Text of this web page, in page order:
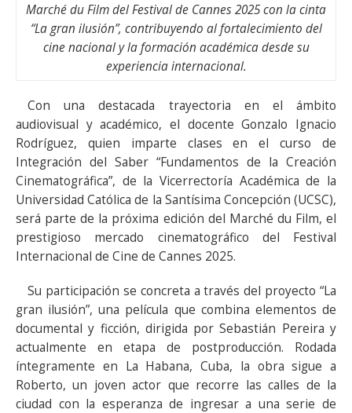
Marché du Film del Festival de Cannes 2025 con la cinta
“La gran ilusión”, contribuyendo al fortalecimiento del
cine nacional y la formación académica desde su
experiencia internacional.
Con una destacada trayectoria en el ámbito
audiovisual y académico, el docente Gonzalo Ignacio
Rodríguez, quien imparte clases en el curso de
Integración del Saber “Fundamentos de la Creación
Cinematográfica”, de la Vicerrectoría Académica de la
Universidad Católica de la Santísima Concepción (UCSC),
será parte de la próxima edición del Marché du Film, el
prestigioso mercado cinematográfico del Festival
Internacional de Cine de Cannes 2025.
Su participación se concreta a través del proyecto “La
gran ilusión”, una película que combina elementos de
documental y ficción, dirigida por Sebastián Pereira y
actualmente en etapa de postproducción. Rodada
íntegramente en La Habana, Cuba, la obra sigue a
Roberto, un joven actor que recorre las calles de la
ciudad con la esperanza de ingresar a una serie de